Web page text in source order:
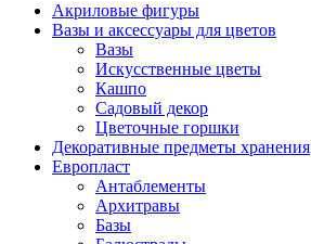
Акриловые фигуры
Вазы и аксессуары для цветов
Вазы
Искусственные цветы
Кашпо
Садовый декор
Цветочные горшки
Декоративные предметы хранения
Европласт
Антаблементы
Архитравы
Базы